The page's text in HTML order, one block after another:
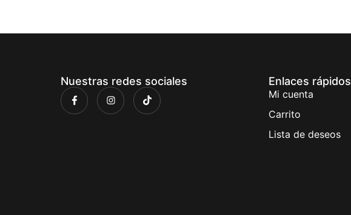
Nuestras redes sociales Enlaces rápidos
Mi cuenta
Carrito
Lista de deseos